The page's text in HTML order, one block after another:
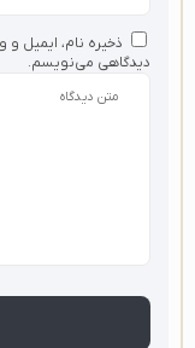
ذخیره نام، ایمیل و
دیدگاهی می‌نویسم.